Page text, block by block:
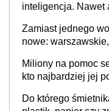
inteligencja. Nawet
Zamiast jednego
nowe:
stołecznych
Miliony na pomoc
kto najbardziej jej
Do którego